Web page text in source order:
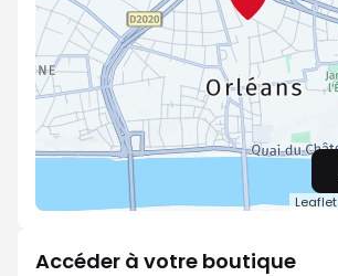
Leaflet
Accéder à votre boutique